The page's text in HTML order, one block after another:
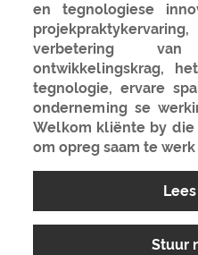
en tegnologiese
verbetering
ontwikkelingskrag,
tegnologie, ervare
onderneming se
Welkom kliënte by
om opreg saam te
Stuur